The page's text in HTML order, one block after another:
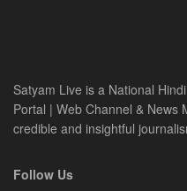
Satyam Live is a National
Portal | Web Channel & News
credible and insightful
Follow Us